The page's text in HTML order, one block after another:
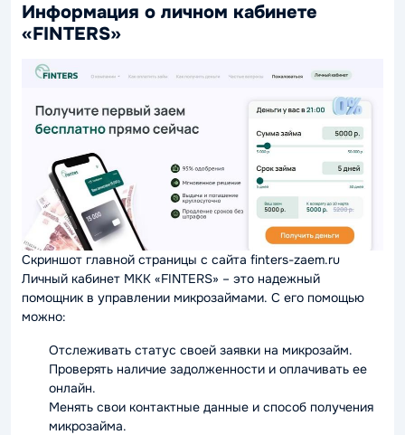
Информация о личном кабинете
«FINTERS»
Скриншот главной страницы с сайта finters-zaem.ru
Личный кабинет МКК «FINTERS» – это надежный
помощник в управлении микрозаймами. С его помощью
можно:
Отслеживать статус своей заявки на микрозайм.
Проверять наличие задолженности и оплачивать ее
онлайн.
Менять свои контактные данные и способ получения
микрозайма.